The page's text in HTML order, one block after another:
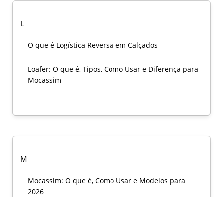
L
O que é Logística Reversa em Calçados
Loafer: O que é, Tipos, Como Usar e Diferença para
Mocassim
M
Mocassim: O que é, Como Usar e Modelos para
2026